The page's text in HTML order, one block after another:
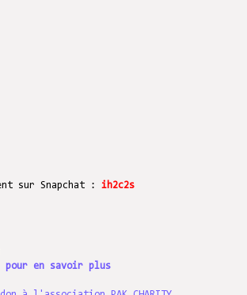
sur Snapchat : ih2c2s
en savoir plus